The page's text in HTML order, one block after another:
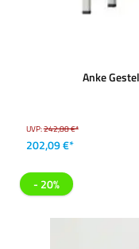
Anke
UVP:242,88 €*
202,09 €*
- 20%